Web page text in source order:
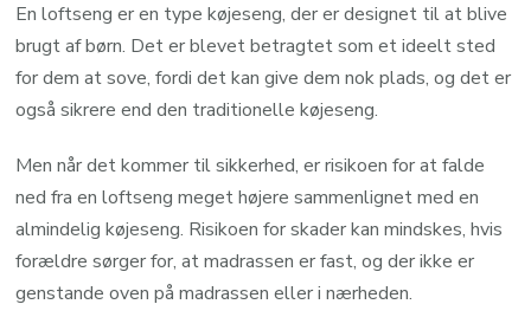
En loftseng er en type køjeseng, der er designet til at blive
brugt af børn. Det er blevet betragtet som et ideelt sted
for dem at sove, fordi det kan give dem nok plads, og det er
også sikrere end den traditionelle køjeseng.
Men når det kommer til sikkerhed, er risikoen for at falde
ned fra en loftseng meget højere sammenlignet med en
almindelig køjeseng. Risikoen for skader kan mindskes, hvis
forældre sørger for, at madrassen er fast, og der ikke er
genstande oven på madrassen eller i nærheden.